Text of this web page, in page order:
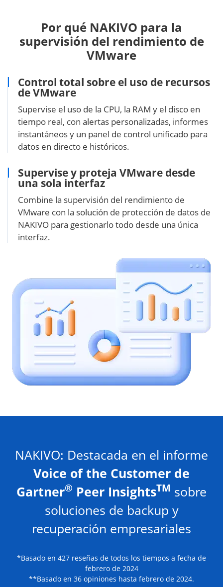
Por qué NAKIVO para la
supervisión del rendimiento de
VMware
Control total sobre el uso de recursos
de VMware
Supervise el uso de la CPU, la RAM y el disco en
tiempo real, con alertas personalizadas, informes
instantáneos y un panel de control unificado para
datos en directo e históricos.
Supervise y proteja VMware desde
una sola interfaz
Combine la supervisión del rendimiento de
VMware con la solución de protección de datos de
NAKIVO para gestionarlo todo desde una única
interfaz.
NAKIVO: Destacada en el informe
Voice of the Customer de
Gartner® Peer InsightsTM sobre
soluciones de backup y
recuperación empresariales
*Basado en 427 reseñas de todos los tiempos a fecha de
febrero de 2024
**Basado en 36 opiniones hasta febrero de 2024.